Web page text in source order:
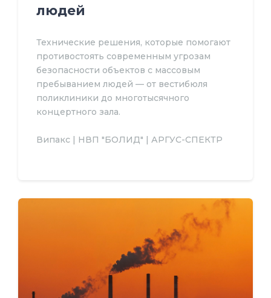
людей
Технические решения, которые помогают
противостоять современным угрозам
безопасности объектов с массовым
пребыванием людей — от вестибюля
поликлиники до многотысячного
концертного зала.
Випакс | НВП "БОЛИД" | АРГУС-СПЕКТР